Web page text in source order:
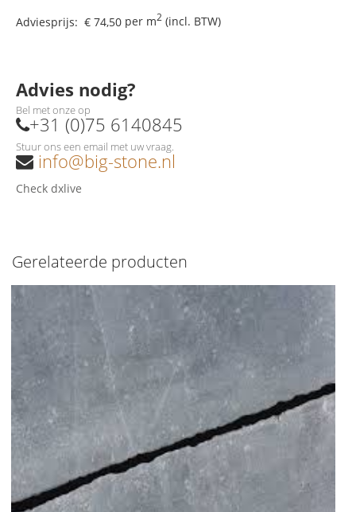
Adviesprijs: € 74,50 per m2 (incl. BTW)
Advies nodig?
Bel met onze op
+31 (0)75 6140845
Stuur ons een email met uw vraag.
info@big-stone.nl
Check dxlive
Gerelateerde producten